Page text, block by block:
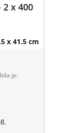
x 400
x 41.5 cm
je: